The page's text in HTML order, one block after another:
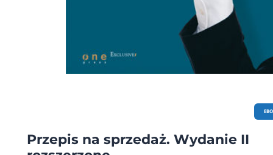
Przepis na sprzedaż. Wydanie II